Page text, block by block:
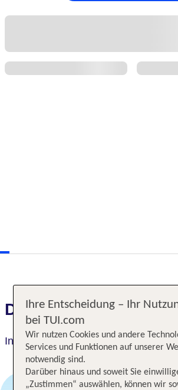
Das erwartet Sie
InterContinental Istanbul
Ihre Entscheidung – Ihr
bei TUI.com
Wir nutzen Cookies und andere
Services und Funktionen auf unserer
notwendig sind.
Darüber hinaus und soweit Sie
„Zustimmen“ auswählen, können wir